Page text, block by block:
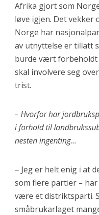
Afrika gjort som
løve igjen. Det
Norge har
av utnyttelse er tillatt
burde vært forbeholdt
skal involvere seg
trist.
– Hvorfor har
i forhold til
nesten ingenting…
– Jeg er helt enig i at
som flere partier –
være et distriktsparti.
småbrukarlaget